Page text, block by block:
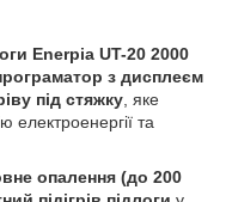
Enerpia UT-20 2000
з дисплеєм
під стяжку , яке
електроенергії та
опалення (до 200